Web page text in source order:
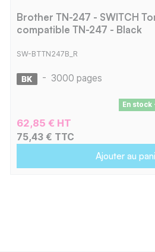
Brother TN-247 - SWITCH
compatible TN-247 - Black
SW-BTTN247B_R
- 3000 pages
En
62,85 € HT
75,43 € TTC
Ajouter au